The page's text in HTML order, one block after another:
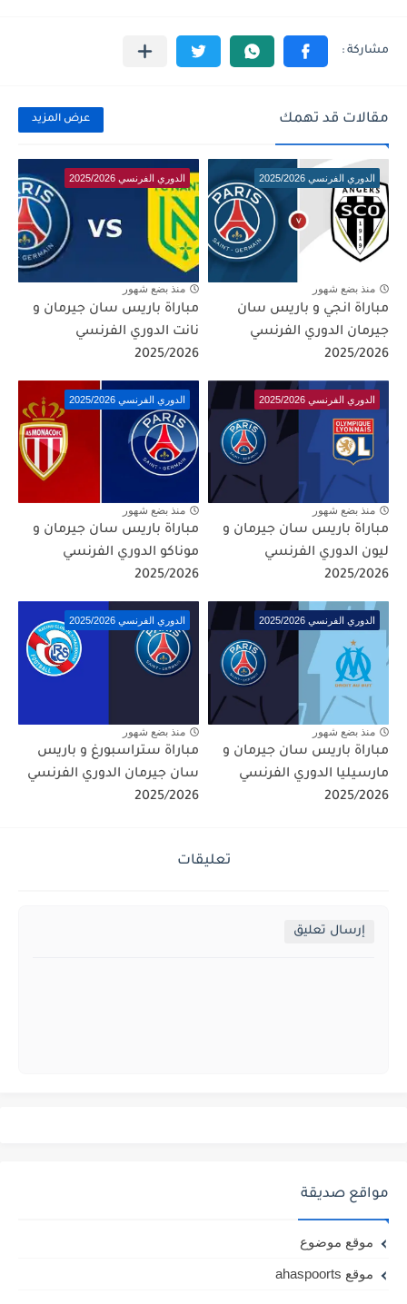
مقالات قد تهمك عرض المزيد
الدوري الفرنسي 2025/2026
منذ بضع شهور
مباراة انجي و باريس سان
جيرمان الدوري الفرنسي
2025/2026
الدوري الفرنسي 2025/2026
منذ بضع شهور
مباراة باريس سان جيرمان و
نانت الدوري الفرنسي
2025/2026
الدوري الفرنسي 2025/2026
منذ بضع شهور
مباراة باريس سان جيرمان و
ليون الدوري الفرنسي
2025/2026
الدوري الفرنسي 2025/2026
منذ بضع شهور
مباراة باريس سان جيرمان و
موناكو الدوري الفرنسي
2025/2026
الدوري الفرنسي 2025/2026
منذ بضع شهور
مباراة باريس سان جيرمان و
مارسيليا الدوري الفرنسي
2025/2026
الدوري الفرنسي 2025/2026
منذ بضع شهور
مباراة ستراسبورغ و باريس
سان جيرمان الدوري الفرنسي
2025/2026
تعليقات
إرسال تعليق
مواقع صديقة
موقع موضوع
موقع ahaspoorts